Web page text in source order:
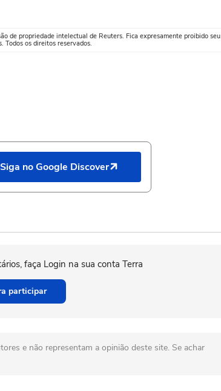
de propriedade intelectual de Reuters. Fica expresamente proibido seu
Todos os direitos reservados.
Siga no Google Discover
faça Login na sua conta Terra
participar
e não representam a opinião deste site. Se achar